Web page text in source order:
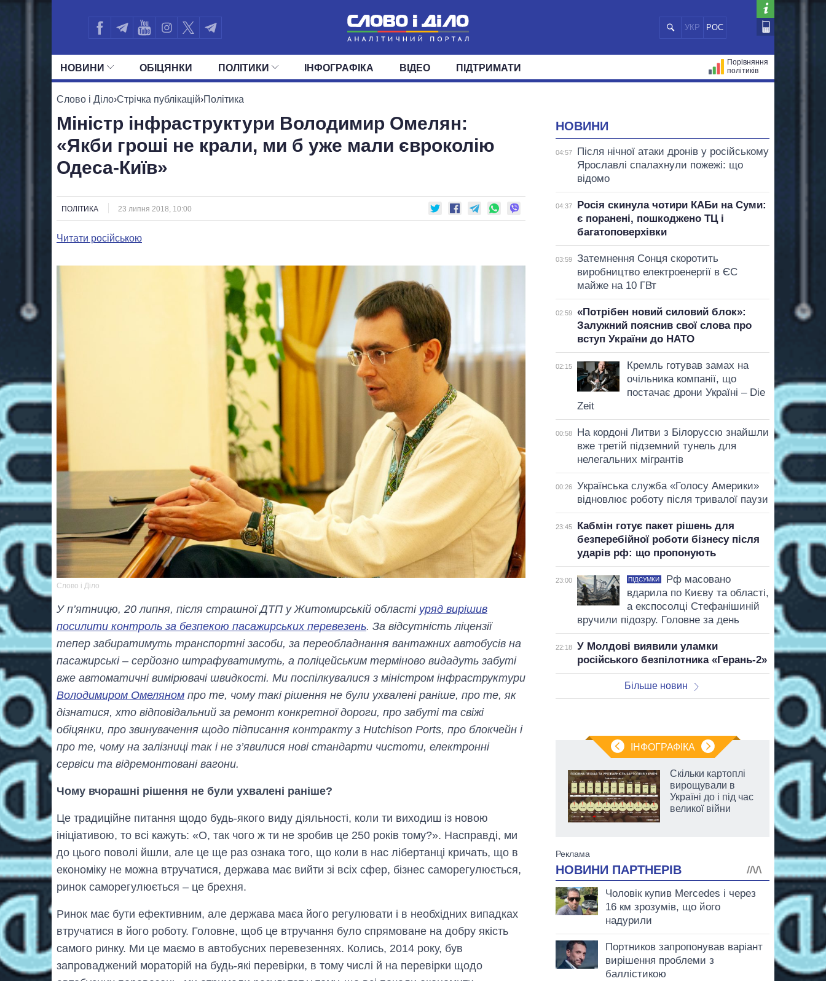
УКР РОС
НОВИНИ
ПОЛІТИКА ЕКОНОМІКА СУСПІЛЬСТВО
ОБIЦЯНКИ ПОЛIТИКИ
УСІ ПОЛІТИКИ ПРЕЗИДЕНТ І ОФІС
ДЕПУТАТИ КОМІТЕТИ ФРАКЦІЇ
ІНФОГРАФІКА ВІДЕО ПІДТРИМАТИ
Порівняння
політиків
Слово і Діло›Стрічка публікацій›Політика
Міністр інфраструктури Володимир Омелян:
«Якби гроші не крали, ми б уже мали євроколію
Одеса-Київ»
ПОЛІТИКА 23 липня 2018, 10:00
Читати російською
Слово і Діло
У п’ятницю, 20 липня, після страшної ДТП у Житомирській області уряд вирішив
посилити контроль за безпекою пасажирських перевезень. За відсутність ліцензії
тепер забиратимуть транспортні засоби, за переобладнання вантажних автобусів на
пасажирські – серйозно штрафуватимуть, а поліцейським терміново видадуть забуті
вже автоматичні вимірювачі швидкості. Ми поспілкувалися з міністром інфраструктури
Володимиром Омеляном про те, чому такі рішення не були ухвалені раніше, про те, як
дізнатися, хто відповідальний за ремонт конкретної дороги, про забуті та свіжі
обіцянки, про звинувачення щодо підписання контракту з Hutchison Ports, про блокчейн і
про те, чому на залізниці так і не з’явилися нові стандарти чистоти, електронні
сервіси та відремонтовані вагони.
Чому вчорашні рішення не були ухвалені раніше?
Це традиційне питання щодо будь-якого виду діяльності, коли ти виходиш із новою
ініціативою, то всі кажуть: «О, так чого ж ти не зробив це 250 років тому?». Насправді, ми
до цього поволі йшли, але це ще раз ознака того, що коли в нас лібертанці кричать, що в
економіку не можна втручатися, держава має вийти зі всіх сфер, бізнес саморегулюється,
ринок саморегулюється – це брехня.
Ринок має бути ефективним, але держава маєа його регулювати і в необхідних випадках
втручатися в його роботу. Головне, щоб це втручання було спрямоване на добру якість
самого ринку. Ми це маємо в автобусних перевезеннях. Колись, 2014 року, був
запроваджений мораторій на будь-які перевірки, в тому числі й на перевірки щодо
НОВИНИ
04:57
Після нічної атаки дронів у російському
Ярославлі спалахнули пожежі: що
відомо
04:37
Росія скинула чотири КАБи на Суми:
є поранені, пошкоджено ТЦ і
багатоповерхівки
03:59
Затемнення Сонця скоротить
виробництво електроенергії в ЄС
майже на 10 ГВт
02:59
«Потрібен новий силовий блок»:
Залужний пояснив свої слова про
вступ України до НАТО
02:15
Кремль готував замах на
очільника компанії, що
постачає дрони Україні – Die
Zeit
00:58
На кордоні Литви з Білоруссю знайшли
вже третій підземний тунель для
нелегальних мігрантів
00:26
Українська служба «Голосу Америки»
відновлює роботу після тривалої паузи
23:45
Кабмін готує пакет рішень для
безперебійної роботи бізнесу після
ударів рф: що пропонують
23:00 ПІДСУМКИ
Рф масовано
вдарила по Києву та області,
а експосолці Стефанішиній
вручили підозру. Головне за день
22:18
У Молдові виявили уламки
російського безпілотника «Герань-2»
Більше новин
ІНФОГРАФІКА
головною ціллю
рф
Скільки картоплі
вирощували в
Україні до і під час
великої війни